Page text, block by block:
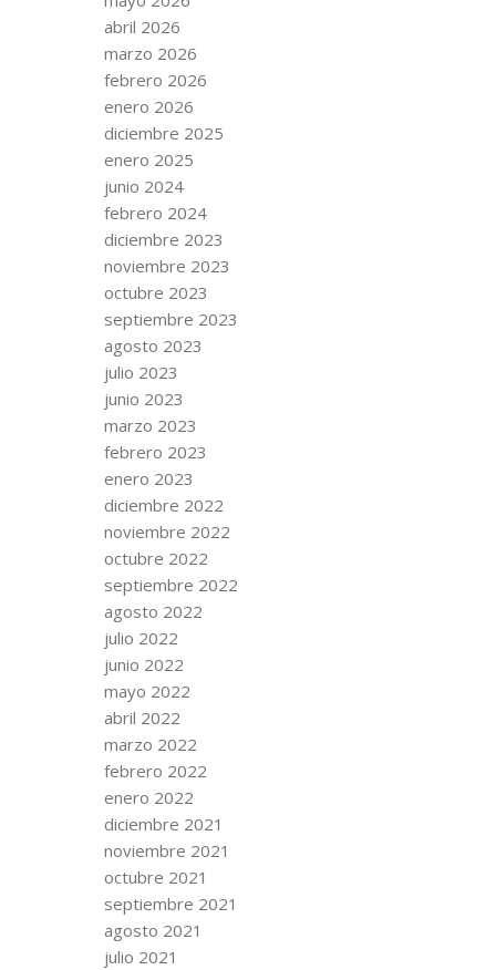
abril 2026
marzo 2026
febrero 2026
enero 2026
diciembre 2025
enero 2025
junio 2024
febrero 2024
diciembre 2023
noviembre 2023
octubre 2023
septiembre 2023
agosto 2023
julio 2023
junio 2023
marzo 2023
febrero 2023
enero 2023
diciembre 2022
noviembre 2022
octubre 2022
septiembre 2022
agosto 2022
julio 2022
junio 2022
mayo 2022
abril 2022
marzo 2022
febrero 2022
enero 2022
diciembre 2021
noviembre 2021
octubre 2021
septiembre 2021
agosto 2021
julio 2021